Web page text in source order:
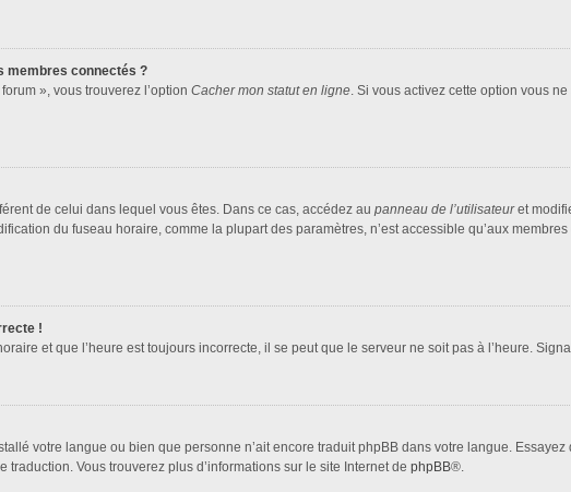
membres connectés ?
», vous trouverez l’option Cacher mon statut en ligne. Si vous activez cette option vous
de celui dans lequel vous êtes. Dans ce cas, accédez au panneau de l’utilisateuret
du fuseau horaire, comme la plupart des paramètres, n’est accessible qu’aux
!
et que l’heure est toujours incorrecte, il se peut que le serveur ne soit pas à l’heure.
votre langue ou bien que personne n’ait encore traduit phpBB dans votre langue.
Vous trouverez plus d’informations sur le site Internet de phpBB®.